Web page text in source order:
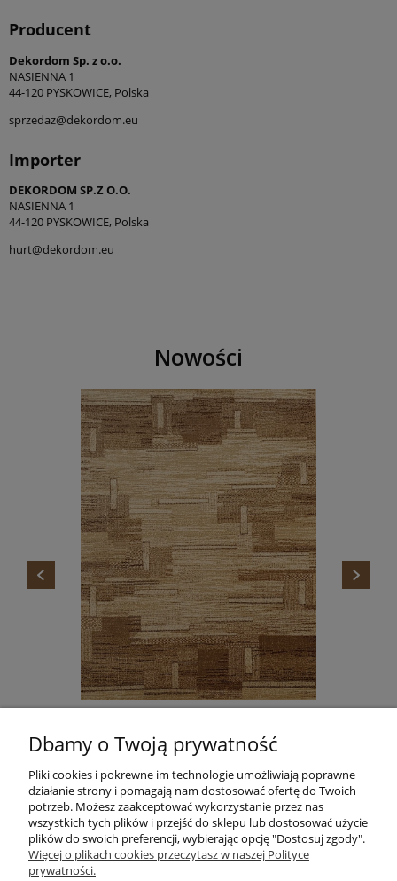
Producent
Dekordom Sp. z o.o.
NASIENNA 1
44-120 PYSKOWICE, Polska
sprzedaz@dekordom.eu
Importer
DEKORDOM SP.Z O.O.
NASIENNA 1
44-120 PYSKOWICE, Polska
hurt@dekordom.eu
Nowości
665,00 zł
Informacje
Dbamy o Twoją prywatność
Pliki cookies i pokrewne im technologie umożliwiają poprawne
działanie strony i pomagają nam dostosować ofertę do Twoich
potrzeb. Możesz zaakceptować wykorzystanie przez nas
wszystkich tych plików i przejść do sklepu lub dostosować użycie
plików do swoich preferencji, wybierając opcję "Dostosuj zgody".
Więcej o plikach cookies przeczytasz w naszej Polityce
prywatności.